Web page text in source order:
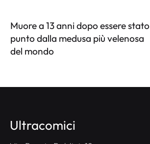
Muore a 13 anni dopo essere stato
punto dalla medusa più velenosa
del mondo
Ultracomici